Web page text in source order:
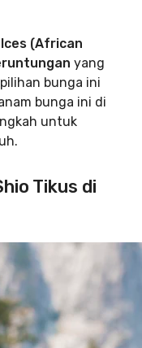
(African
yang
bunga ini
bunga ini di
untuk
Tikus di